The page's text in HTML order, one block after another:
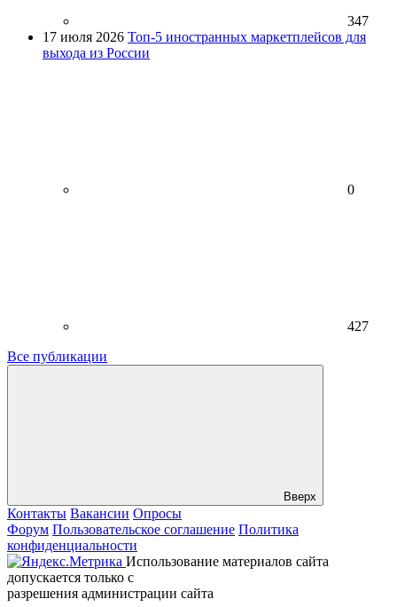
347
17 июля 2026 Топ-5 иностранных маркетплейсов для
выхода из России
0
427
Все публикации
Вверх
Контакты Вакансии Опросы
Форум Пользовательское соглашение Политика
конфиденциальности
Использование материалов сайта
допускается только с
разрешения администрации сайта